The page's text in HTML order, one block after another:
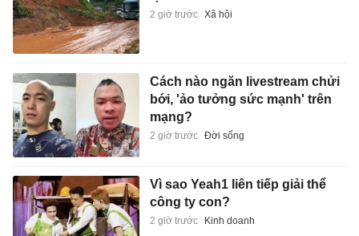
2 giờ trước Xã hội
Cách nào ngăn livestream chửi
bới, 'ảo tưởng sức mạnh' trên
mạng?
2 giờ trước Đời sống
Vì sao Yeah1 liên tiếp giải thể
công ty con?
2 giờ trước Kinh doanh